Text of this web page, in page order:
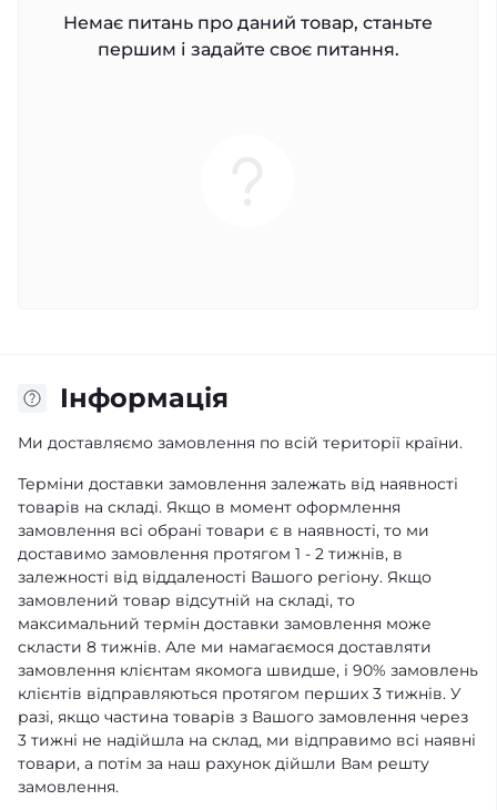
Немає питань про даний товар, станьте
першим і задайте своє питання.
Iнформація
Ми доставляємо замовлення по всій території країни.
Терміни доставки замовлення залежать від наявності
товарів на складі. Якщо в момент оформлення
замовлення всі обрані товари є в наявності, то ми
доставимо замовлення протягом 1 - 2 тижнів, в
залежності від віддаленості Вашого регіону. Якщо
замовлений товар відсутній на складі, то
максимальний термін доставки замовлення може
скласти 8 тижнів. Але ми намагаємося доставляти
замовлення клієнтам якомога швидше, і 90% замовлень
клієнтів відправляються протягом перших 3 тижнів. У
разі, якщо частина товарів з Вашого замовлення через
3 тижні не надійшла на склад, ми відправимо всі наявні
товари, а потім за наш рахунок дійшли Вам решту
замовлення.